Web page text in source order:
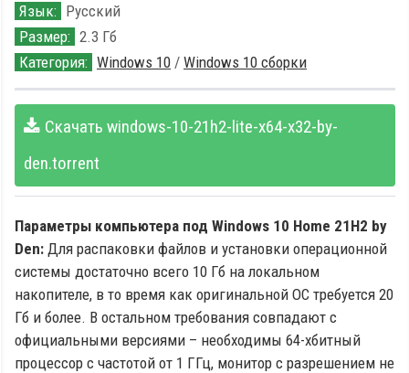
Язык: Русский
Размер: 2.3 Гб
Категория: Windows 10 / Windows 10 сборки
Скачать windows-10-21h2-lite-x64-x32-by-
den.torrent
Параметры компьютера под Windows 10 Home 21H2 by
Den: Для распаковки файлов и установки операционной
системы достаточно всего 10 Гб на локальном
накопителе, в то время как оригинальной ОС требуется 20
Гб и более. В остальном требования совпадают с
официальными версиями – необходимы 64-хбитный
процессор с частотой от 1 ГГц, монитор с разрешением не